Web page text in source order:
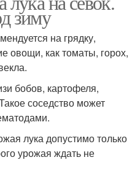
зиму
на грядку,
овощи, как томаты, горох,
бобов, картофеля,
соседство может
лука допустимо только
урожая ждать не